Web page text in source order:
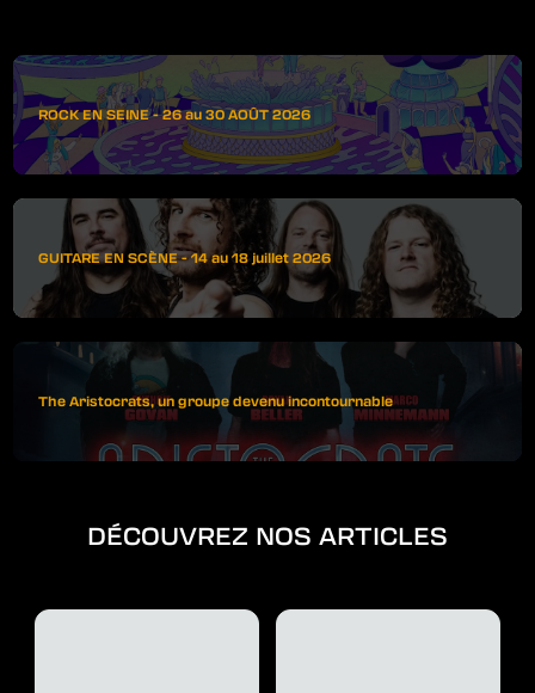
ROCK EN SEINE - 26 au 30 AOÛT 2026
GUITARE EN SCÈNE - 14 au 18 juillet 2026
The Aristocrats, un groupe devenu incontournable
DÉCOUVREZ NOS ARTICLES